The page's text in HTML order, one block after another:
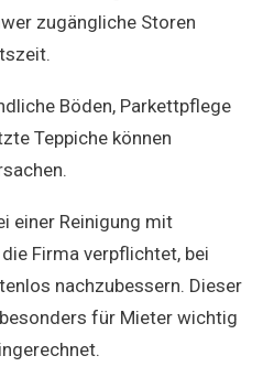
zugängliche Storen
Böden, Parkettpflege
Teppiche können
einer Reinigung mit
Firma verpflichtet, bei
nachzubessern. Dieser
für Mieter wichtig